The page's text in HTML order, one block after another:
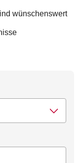
wünschenswert